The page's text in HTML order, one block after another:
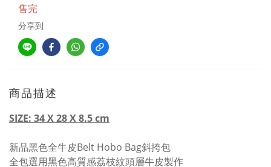
售完
分享到
商品描述
SIZE: 34 X 28 X 8.5 cm
新品黑色全牛皮Belt Hobo Bag斜挎包
全包選用黑色高質感荔枝紋頭層牛皮製作